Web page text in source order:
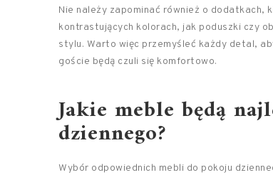
Nie należy zapominać również o
kontrastujących kolorach, jak poduszki czy
stylu. Warto więc przemyśleć każdy detal,
goście będą czuli się komfortowo.
Jakie meble będą
dziennego?
Wybór odpowiednich mebli do pokoju